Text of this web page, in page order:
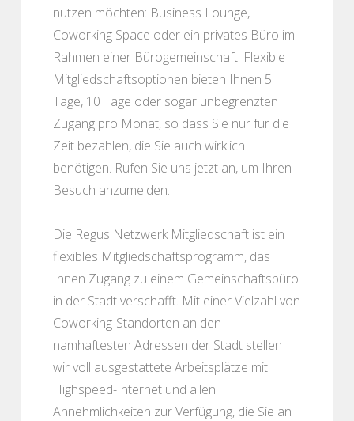
nutzen möchten: Business Lounge,
Coworking Space oder ein privates Büro im
Rahmen einer Bürogemeinschaft. Flexible
Mitgliedschaftsoptionen bieten Ihnen 5
Tage, 10 Tage oder sogar unbegrenzten
Zugang pro Monat, so dass Sie nur für die
Zeit bezahlen, die Sie auch wirklich
benötigen. Rufen Sie uns jetzt an, um Ihren
Besuch anzumelden.
Die Regus Netzwerk Mitgliedschaft ist ein
flexibles Mitgliedschaftsprogramm, das
Ihnen Zugang zu einem Gemeinschaftsbüro
in der Stadt verschafft. Mit einer Vielzahl von
Coworking-Standorten an den
namhaftesten Adressen der Stadt stellen
wir voll ausgestattete Arbeitsplätze mit
Highspeed-Internet und allen
Annehmlichkeiten zur Verfügung, die Sie an